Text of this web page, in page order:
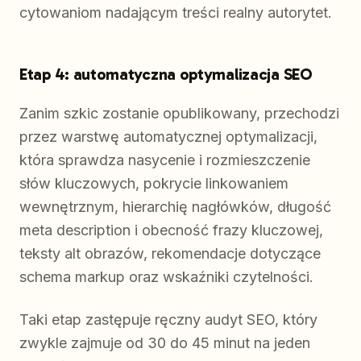
cytowaniom nadającym treści realny autorytet.
Etap 4: automatyczna optymalizacja SEO
Zanim szkic zostanie opublikowany, przechodzi
przez warstwę automatycznej optymalizacji,
która sprawdza nasycenie i rozmieszczenie
słów kluczowych, pokrycie linkowaniem
wewnętrznym, hierarchię nagłówków, długość
meta description i obecność frazy kluczowej,
teksty alt obrazów, rekomendacje dotyczące
schema markup oraz wskaźniki czytelności.
Taki etap zastępuje ręczny audyt SEO, który
zwykle zajmuje od 30 do 45 minut na jeden